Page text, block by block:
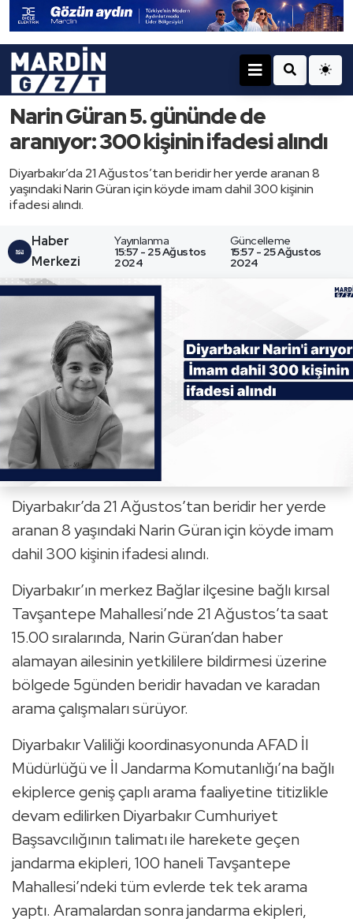
Narin Güran 5. gününde de
aranıyor: 300 kişinin ifadesi alındı
Diyarbakır’da 21 Ağustos’tan beridir her yerde aranan 8
yaşındaki Narin Güran için köyde imam dahil 300 kişinin
ifadesi alındı.
Haber
Merkezi
Yayınlanma
15:57 - 25 Ağustos
2024
Güncelleme
15:57 - 25 Ağustos
2024
Diyarbakır’da 21 Ağustos’tan beridir her yerde
aranan 8 yaşındaki Narin Güran için köyde imam
dahil 300 kişinin ifadesi alındı.
Diyarbakır’ın merkez Bağlar ilçesine bağlı kırsal
Tavşantepe Mahallesi’nde 21 Ağustos’ta saat
15.00 sıralarında, Narin Güran’dan haber
alamayan ailesinin yetkililere bildirmesi üzerine
bölgede 5günden beridir havadan ve karadan
arama çalışmaları sürüyor.
Diyarbakır Valiliği koordinasyonunda AFAD İl
Müdürlüğü ve İl Jandarma Komutanlığı’na bağlı
ekiplerce geniş çaplı arama faaliyetine titizlikle
devam edilirken Diyarbakır Cumhuriyet
Başsavcılığının talimatı ile harekete geçen
jandarma ekipleri, 100 haneli Tavşantepe
Mahallesi’ndeki tüm evlerde tek tek arama
yaptı. Aramalardan sonra jandarma ekipleri,